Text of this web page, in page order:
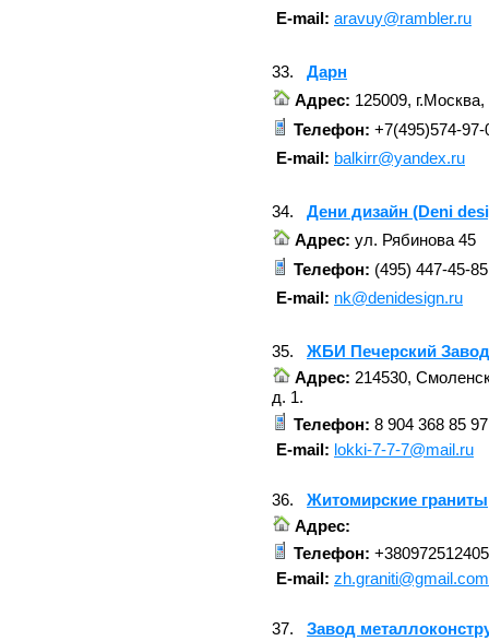
E-mail: aravuy@rambler.ru
33. Дарн
Адрес: 125009,
Телефон: +7(495)574-97-
E-mail: balkirr@yandex.ru
34. Дени дизайн (Deni
Адрес: ул. Рябинова 45
Телефон: (495) 447-45-
E-mail: nk@denidesign.ru
35. ЖБИ Печерский
Адрес: 214530,
д. 1.
Телефон: 8 904 368 85 97
E-mail: lokki-7-7-7@mail.ru
36. Житомирские граниты
Адрес:
Телефон: +380972512405
E-mail: zh.graniti@gmail.com
37. Завод